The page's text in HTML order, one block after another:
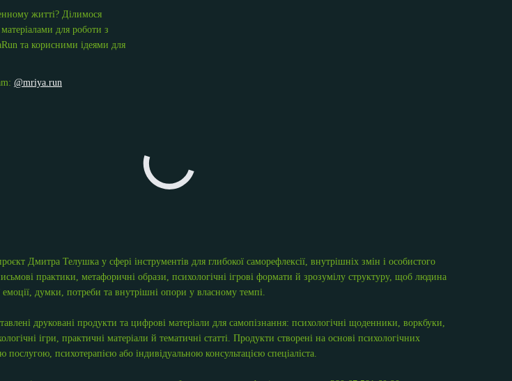
житті? Ділимося
для роботи з
та корисними ідеями для
@mriya.run
Дмитра Телушка у сфері інструментів для глибокої саморефлексії, внутрішніх змін і особистого
практики, метафоричні образи, психологічні ігрові формати й зрозумілу структуру, щоб людина
думки, потреби та внутрішні опори у власному темпі.
друковані продукти та цифрові матеріали для самопізнання: психологічні щоденники, воркбуки,
ігри, практичні матеріали й тематичні статті. Продукти створені на основі психологічних
послугою, психотерапією або індивідуальною консультацією спеціаліста.